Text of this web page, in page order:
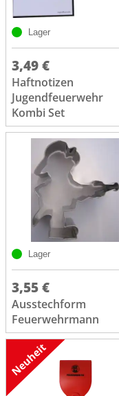
Lager
3,49 €
Haftnotizen
Jugendfeuerwehr
Kombi Set
Lager
3,55 €
Ausstechform
Feuerwehrmann